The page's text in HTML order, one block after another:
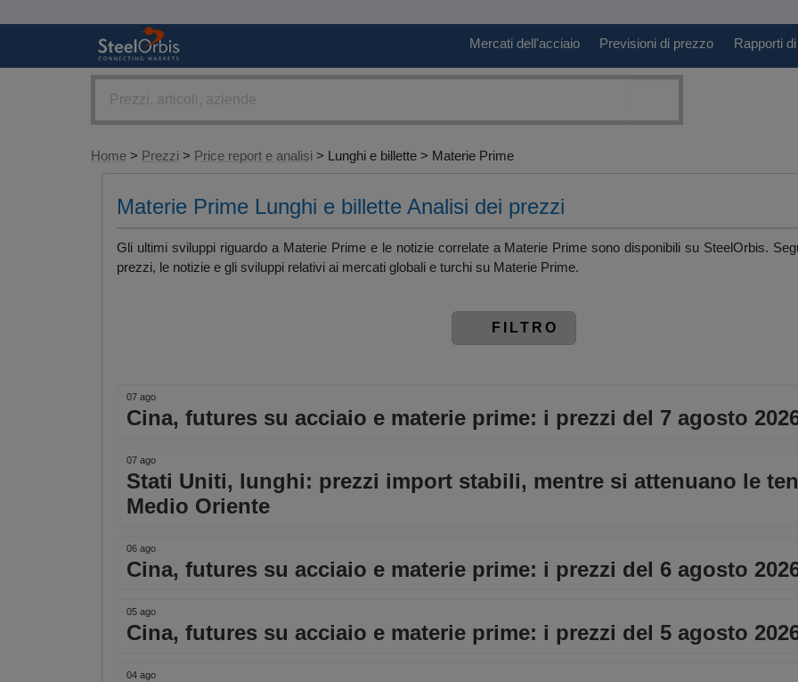
Mercati dell'acciaio Previsioni di prezzo Rapporti
Home > Prezzi > Price report e analisi > Lunghi e billette > Materie Prime
Materie Prime Lunghi e billette Analisi dei prezzi
Gli ultimi sviluppi riguardo a Materie Prime e le notizie correlate a Materie Prime sono disponibili su SteelOrbis.
prezzi, le notizie e gli sviluppi relativi ai mercati globali e turchi su Materie Prime.
FILTRO
07 ago
Cina, futures su acciaio e materie prime: i prezzi del 7 agosto
07 ago
Stati Uniti, lunghi: prezzi import stabili, mentre si attenuano le
Medio Oriente
06 ago
Cina, futures su acciaio e materie prime: i prezzi del 6 agosto
05 ago
Cina, futures su acciaio e materie prime: i prezzi del 5 agosto
04 ago